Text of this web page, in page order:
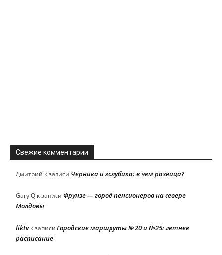
Свежие комментарии
Дмитрий к записи Черника и голубика: в чем разница?
Gary Q к записи Фрунзе — город пенсионеров на севере
Молдовы
liktvк записи Городские маршруты №20 и №25: летнее
расписание